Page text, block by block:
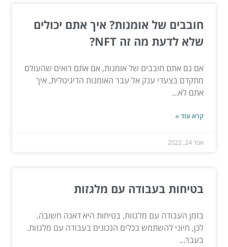
חובבים של אומנות? איך אתם יכולים
שלא לדעת מה זה NFT?
אם גם אתם חובבים של אומנות, אם אתם רואים שהעולם
מתקדם בצעדי ענק אל עבר האומנות הדיגיטלית, איך
אתם לא...
קרא עוד »
אפר 24, 2022
בטיחות בעבודה עם מלגזות
בזמן העבודה עם מלגזות, בטיחות היא דאגה חשובה.
לכן, חיוני להשתמש בכלים הנכונים בעבודה עם מלגזות.
בעבר...